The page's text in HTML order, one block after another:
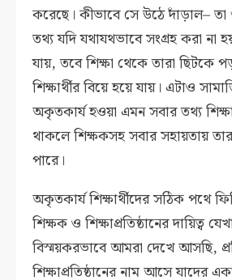
করেছে। কীভাবে সে উঠে দাঁড়াল–
তথ্য যদি যথাযথভাবে সংগ্রহ করা না
যায়, তবে শিক্ষা থেকে তারা ছিটকে
শিক্ষার্থীর বিয়ে হয়ে যায়। এটাও
অকৃতকার্য হওয়া এমন সবার তথ্য
থাকলে শিক্ষকসহ সবার সহায়তায়
পারে।
অকৃতকার্য শিক্ষার্থীদের সঠিক পথে
শিক্ষক ও শিক্ষাপ্রতিষ্ঠানের দায়িত্ব
বিস্ময়করভাবে আমরা দেখে আসছি,
শিক্ষাপ্রতিষ্ঠানের নাম আসে যাদের